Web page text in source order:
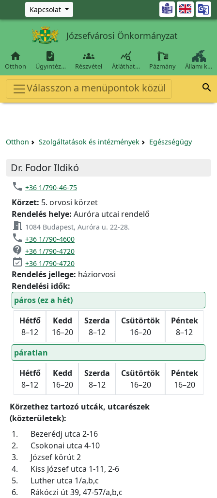
Ugrás a fő tartalomra
Kapcsolat 
Józsefvárosi Önkormányzat

Otthon

Ügyintéz…

Részvétel

Átláthat… Pázmány Állami k…
Válasszon a menüpontok közül 
Otthon Szolgáltatások és intézmények Egészségügy
Dr. Fodor Ildikó
phone +36 1/790-46-75
Körzet: 5. orvosi körzet
Rendelés helye: Auróra utcai rendelő
meeting_room 1084 Budapest, Auróra u. 22-28.
phone +36 1/790-4600
contact_support +36 1/790-4720
event_available +36 1/790-4720
Rendelés jellege: háziorvosi
Rendelési idők:
páros (ez a hét)
Hétfő
8–12
Kedd
16–20
Szerda
8–12
Csütörtök
16–20
Péntek
8–12
páratlan
Hétfő
8–12
Kedd
16–20
Szerda
8–12
Csütörtök
16–20
Péntek
16–20
Körzethez tartozó utcák, utcarészek
(közterületek):
1.
Bezerédj utca 2-16
2.
Csokonai utca 4-10
3.
József körút 2
4.
Kiss József utca 1-11, 2-6
5.
Luther utca 1/a,b,c
6.
Rákóczi út 39, 47-57/a,b,c